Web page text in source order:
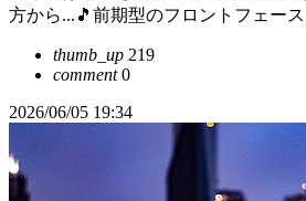
方から...🎵前期型のフロントフェース
thumb_up 219
comment0
2026/06/05 19:34